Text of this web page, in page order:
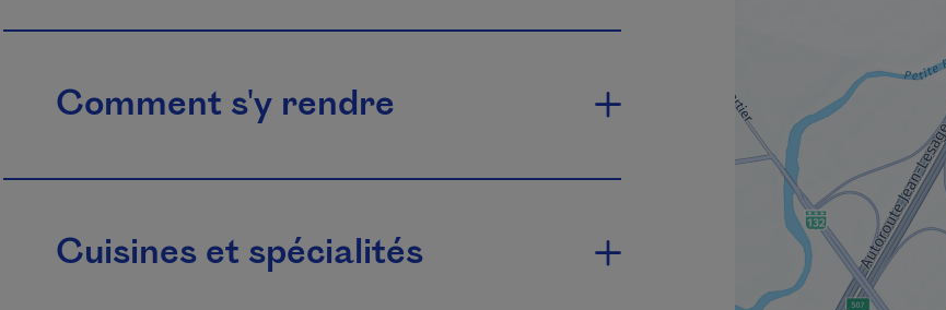
Comment s'y rendre
Cuisines et spécialités